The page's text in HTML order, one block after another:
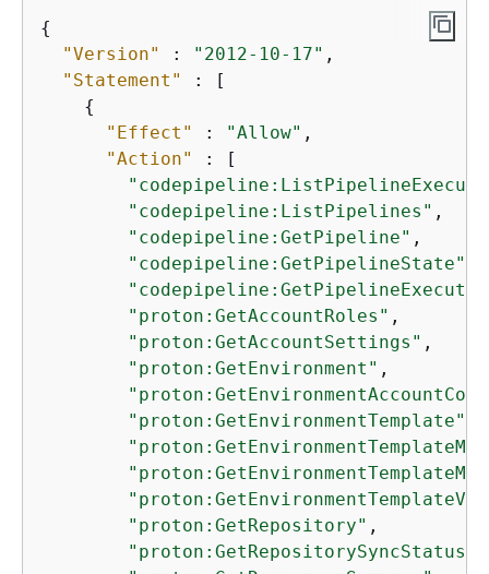
{
"Version"
: "2012-10-17" ,
"Statement"
: [
{
"Effect"
: "Allow" ,
"Action"
: [
"codepipeline:ListPipelines" ,
"codepipeline:GetPipeline" ,
"codepipeline:GetPipelineState"
"proton:GetAccountRoles" ,
"proton:GetAccountSettings" ,
"proton:GetEnvironment" ,
"proton:GetEnvironmentTemplate"
"proton:GetRepository" ,
"proton:GetRepositorySyncStatus"